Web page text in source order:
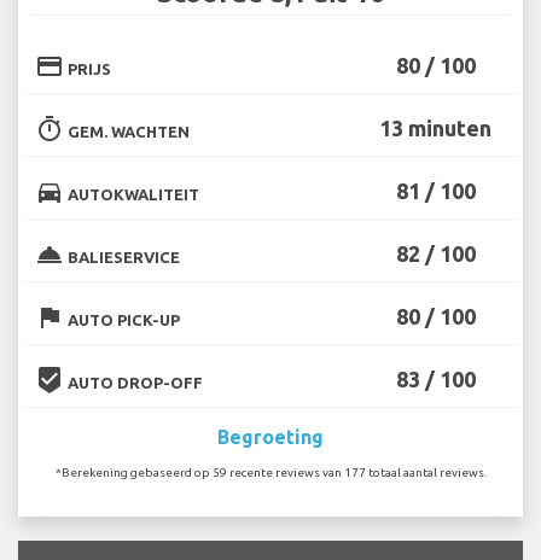
credit_card PRIJS 80 / 100
timer GEM. WACHTEN 13 minuten
directions_car AUTOKWALITEIT 81 / 100
room_service BALIESERVICE 82 / 100
flag AUTO PICK-UP 80 / 100
beenhere AUTO DROP-OFF 83 / 100
Begroeting
*Berekening gebaseerd op 59 recente reviews van 177 totaal aantal reviews.